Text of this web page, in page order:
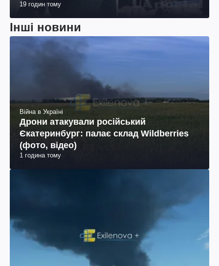
19 годин тому
Інші новини
Війна в Україні
Дрони атакували російський
Єкатеринбург: палає склад Wildberries
(фото, відео)
1 година тому